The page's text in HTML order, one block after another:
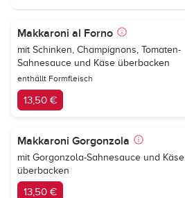
Makkaroni al Forno
mit Schinken, Champignons, Tomaten-
Sahnesauce und Käse überbacken
enthällt Formfleisch
13,50 €
Makkaroni Gorgonzola
mit Gorgonzola-Sahnesauce und Käse
überbacken
13,50 €